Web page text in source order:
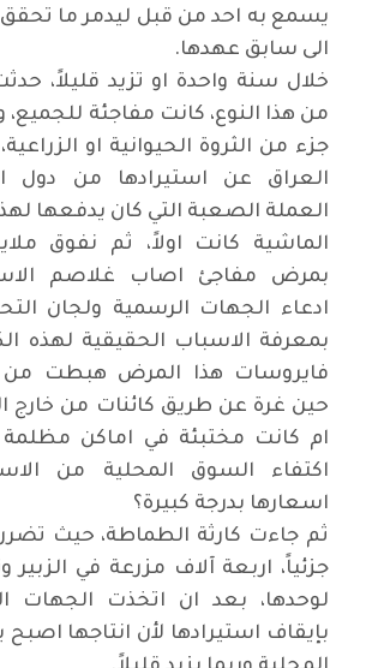
يسمع به احد من قبل ليدمر ما تحقق،
الى سابق عهدها.
خلال سنة واحدة او تزيد قليلاً،
من هذا النوع، كانت مفاجئة للجميع،
جزء من الثروة الحيوانية او
العراق عن استيرادها من دول
العملة الصعبة التي كان يدفعها
الماشية كانت اولاً، ثم نفوق
بمرض مفاجئ اصاب غلاصم
ادعاء الجهات الرسمية ولجان
بمعرفة الاسباب الحقيقية لهذه
فايروسات هذا المرض هبطت من
حين غرة عن طريق كائنات من خارج
ام كانت مختبئة في اماكن
اكتفاء السوق المحلية من
اسعارها بدرجة كبيرة؟
ثم جاءت كارثة الطماطة، حيث
جزئياً، اربعة آلاف مزرعة في الزبير
لوحدها، بعد ان اتخذت الجهات
بإيقاف استيرادها لأن انتاجها